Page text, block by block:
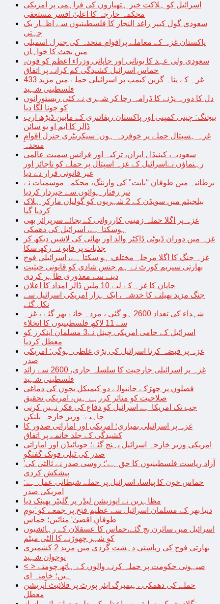
اسرائیل کو ہلاکت خیز ہتھیاروں کی فراہمی پر امریکی
محکمہ خارجہ کا اعلیٰ افسر مستعفی
سعودی گول کیپر راغد النجار کا فلسطینیوں سے اظہار یک
جہتی
پاکستان غزہ کے معاملے پراقوام متحدہ کی جنرل اسمبلی
میں بحث کا خواہاں
سعودی ولی عہد کا یونانی اور جاپانی وزراء اعظم کو فون،
حماس اسرائیل کشیدگی کم کرانے پر اتفاق
غزہ کے پناہ گزین کیمپ پر اسرائیلی حملے میں مزید 433
فلسطینی شہید
دل کا دورہ پڑنے کا ڈرامہ رچا کر شہری نے کئی ریستورانوں
کو چونا لگا دیا
بیجنگ: چینی کمپنی اور پاکستان ریفائنری کے مابین ڈیڑھ ارب
ڈالر کا ایم او یو سائن
غزہ ہسپتال حملے پر خوفزدہ ہوں: سیکریٹری جنرل اقوامِ
متحدہ
سعودیہ، کینیڈا , ایران، ترکیہ اور فرانس سمیت عالمی
رہنماؤں نےاسرائیل کے غزہ اسپتال پر حملے کو ناجائز اور
غیر قانونی قرار دے دیا
برطانیہ میں طوفان “بابت” کی وارننگ، محکمہ موسمیات نے
تیز رفتار ہوائوں سے خبردار کردیا
بیلجیئم میں سویڈن کے 2 شہریوں کو گولیاں مارکر ہلاک
کردیا گیا
غزہ پر اگلا حملہ زمینی کارروائی کے بجائے سرپرائز بھی
ہوسکتا ہے، اسرائیل کی دھمکی
غزہ میں دوران ڈیوٹی ڈاکٹر والد اور بھائی کی لاشیں دیکھ کر
جذبات پر قابو نہ رکھ سکا
غزہ جنگ کا اگلا مرحلہ مختلف ہو سکتا ہے، اسرائیلی فوج
بھارتی سپریم کورٹ نے ہم جنس شادی کو قانونی حیثیت
دینے سے معذوری ظاہر کردی
جاپان کا غزہ کے لیے 10 ملین ڈالر امداد کا اعلان
جنگ مزید پھیلنے کا خدشہ ، ایک ہزار امریکی اسرائیل سے
نکل گئے
شہداء کی تعداد 2600 ہو گئی ، مردہ خانے بھر گئے ، غزہ
سے 11 لاکھ فلسطینیوں کا انخلاء
اسرائیل کے حامی امریکی چینل نے3 مسلمان اینکرز کو
معطل کردیا
غزہ پر قبضہ کرنا اسرائیل کی بڑی غلطی ہوگی: امریکی
صدر
غزہ پر اسرائیلی جارحیت کا سلسلہ جاری، 2600 سے زائد
فلسطینی شہید
فصلوں پر چھڑکے جانیوالے دو کیمیکل بچوں کی دماغی
صلاحیت کو متاثر کررہے ہیں، امریکی تحقیق
جب تک امریکا ہے اسرائیل کو دفاع کی فکر نہیں کرنی
چاہیے: وزیر خارجہ بلنکن
غزہ پر اسرائیلی بمباری؛ امریکی اور اماراتی صدور کا
کشیدگی کے جلد خاتمے پر اتفاق
امریکی وزیر خارجہ اسرائیل پہنچ گئے؛ جوبائیڈن اور اماراتی
صدر کی ٹیلی فونک گفتگو
’آزاد ریاست فلسطینیوں کا حق ہے‘؛ روسی صدر نے ثالثی کی
پیشکش کردی
حماس خون کا پیاسا، اسرائیل پر حملے شیطانی عمل ہے:
امریکی صدر
مظاہرین نے اپوزیشن لیڈر پر گلیٹر پھینک دیا
دنیا بھر کے مسلمان اسرائیل سے عظیم فتح پر جمعے کو ’یومِ
طوفانِ اقصیٰ‘ منائیں؛ حماس
اسرائیل میں سائرن بج گئے،حماس کا عسقلان کے رہائشیوں
کو شہر چھوڑنے کا الٹی میٹم
بھارتی فوج کی ریاستی دہشت گردی میں مزید 2 کشمیری
نوجوان شہید
< > صیہونی حکومت پر حملہ کرنے والوں کے ہاتھ چومتے
ہیں؛ خامنہ ای
حملے کی دھمکی ،ہیمبرگ ایئر پورٹ پر فلائیٹ آپریشن
معطل